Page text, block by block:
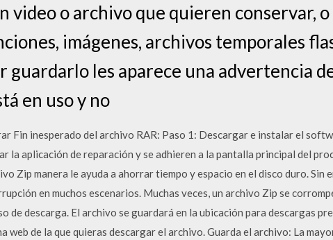
video o archivo que quieren conservar,
imágenes, archivos temporales
guardarlo les aparece una advertencia
en uso y no
Fin inesperado del archivo RAR: Paso 1: Descargar e instalar el
la aplicación de reparación y se adhieren a la pantalla principal del
Zip manera le ayuda a ahorrar tiempo y espacio en el disco duro. Sin
en muchos escenarios. Muchas veces, un archivo Zip se
de descarga. El archivo se guardará en la ubicación para descargas
web de la que quieras descargar el archivo. Guarda el archivo: La